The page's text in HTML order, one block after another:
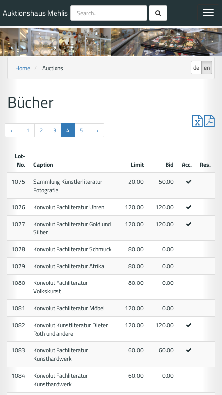
Auktionshaus Mehlis
de en
Home Auctions
Bücher
← 1 2 3 4 5 →
Lot-
No.
Caption Limit Bid Acc.
Res.
1075
Sammlung Künstlerliteratur
Fotografie
20.00 50.00
1076 Konvolut Fachliteratur Uhren 120.00
120.00
1077
Konvolut Fachliteratur Gold und
Silber
120.00 120.00
1078 Konvolut Fachliteratur Schmuck 80.00
0.00
1079
Konvolut Fachliteratur Afrika 80.00
0.00
1080
Konvolut Fachliteratur
Volkskunst
80.00 0.00
1081 Konvolut Fachliteratur Möbel 120.00
0.00
1082
Konvolut Kunstliteratur Dieter
Roth und andere
120.00 120.00
1083
Konvolut Fachliteratur
Kunsthandwerk
60.00 60.00
1084
Konvolut Fachliteratur
Kunsthandwerk
60.00 0.00